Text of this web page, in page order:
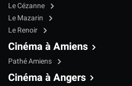
Le Cézanne
Le Mazarin
Le Renoir
Cinéma à Amiens
Pathé Amiens
Cinéma à Angers